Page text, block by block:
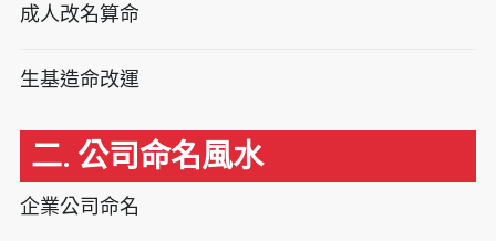
成人改名算命
生基造命改運
二. 公司命名風水
企業公司命名